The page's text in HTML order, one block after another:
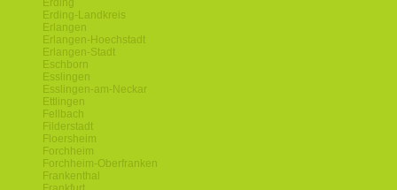
Erding
Erding-Landkreis
Erlangen
Erlangen-Hoechstadt
Erlangen-Stadt
Eschborn
Esslingen
Esslingen-am-Neckar
Ettlingen
Fellbach
Filderstadt
Floersheim
Forchheim
Forchheim-Oberfranken
Frankenthal